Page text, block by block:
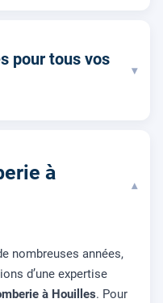
pour tous vos
▾
à
▾
nombreuses années,
d’une expertise
à Houilles. Pour